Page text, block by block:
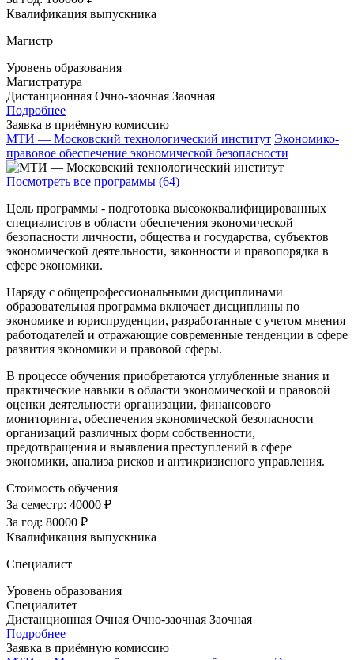
Квалификация выпускника
Магистр
Уровень образования
Магистратура
Дистанционная Очно-заочная Заочная
Подробнее
Заявка в приёмную комиссию
МТИ — Московский технологический институт Экономико-
правовое обеспечение экономической безопасности
Посмотреть все программы (64)
Цель программы - подготовка высококвалифицированных
специалистов в области обеспечения экономической
безопасности личности, общества и государства, субъектов
экономической деятельности, законности и правопорядка в
сфере экономики.
Наряду с общепрофессиональными дисциплинами
образовательная программа включает дисциплины по
экономике и юриспруденции, разработанные с учетом мнения
работодателей и отражающие современные тенденции в сфере
развития экономики и правовой сферы.
В процессе обучения приобретаются углубленные знания и
практические навыки в области экономической и правовой
оценки деятельности организации, финансового
мониторинга, обеспечения экономической безопасности
организаций различных форм собственности,
предотвращения и выявления преступлений в сфере
экономики, анализа рисков и антикризисного управления.
Стоимость обучения
За семестр: 40000 ₽
За год: 80000 ₽
Квалификация выпускника
Специалист
Уровень образования
Специалитет
Дистанционная Очная Очно-заочная Заочная
Подробнее
Заявка в приёмную комиссию